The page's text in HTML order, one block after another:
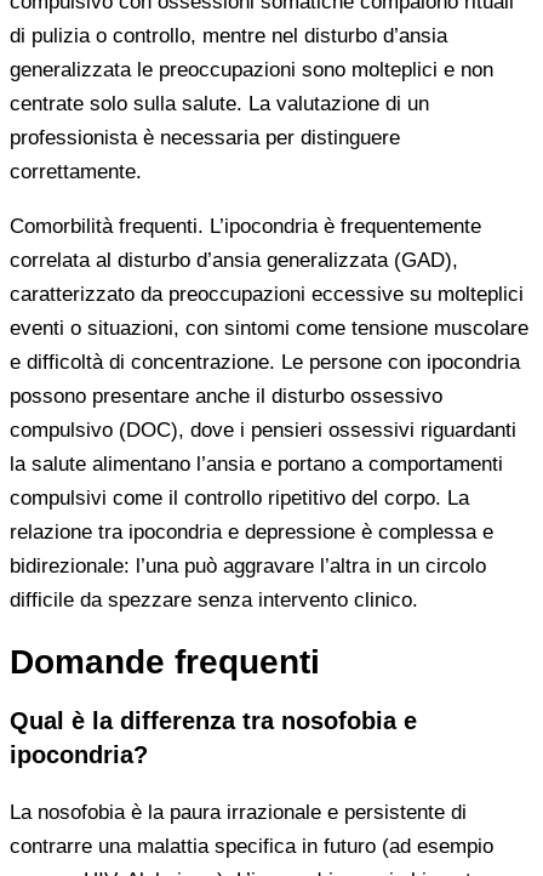
di pulizia o controllo, mentre nel disturbo d’ansia
generalizzata le preoccupazioni sono molteplici e non
centrate solo sulla salute. La valutazione di un
professionista è necessaria per distinguere
correttamente.
Comorbilità frequenti. L’ipocondria è frequentemente
correlata al disturbo d’ansia generalizzata (GAD),
caratterizzato da preoccupazioni eccessive su molteplici
eventi o situazioni, con sintomi come tensione muscolare
e difficoltà di concentrazione. Le persone con ipocondria
possono presentare anche il disturbo ossessivo
compulsivo (DOC), dove i pensieri ossessivi riguardanti
la salute alimentano l’ansia e portano a comportamenti
compulsivi come il controllo ripetitivo del corpo. La
relazione tra ipocondria e depressione è complessa e
bidirezionale: l’una può aggravare l’altra in un circolo
difficile da spezzare senza intervento clinico.
Domande frequenti
Qual è la differenza tra nosofobia e
ipocondria?
La nosofobia è la paura irrazionale e persistente di
contrarre una malattia specifica in futuro (ad esempio